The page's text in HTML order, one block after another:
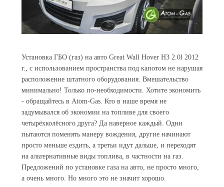
Установка ГБО (газ) на авто Great Wall Hover H3 2.0l 2012
г., с использованием пространства под капотом не нарушая
расположение штатного оборудования. Вмешательство
минимально! Только по-необходимости. Хотите экономить
- обращайтесь в Atom-Gas. Кто в наше время не
задумывался об экономии на топливе для своего
четырёхколёсного друга? Да наверное каждый. Одни
пытаются поменять манеру вождения, другие начинают
просто меньше ездить, а третьи идут дальше, и переходят
на альтернативные виды топлива, в частности на газ.
Предложений по установке газа на авто, не просто много,
а очень много. Но много это не значит хорошо.